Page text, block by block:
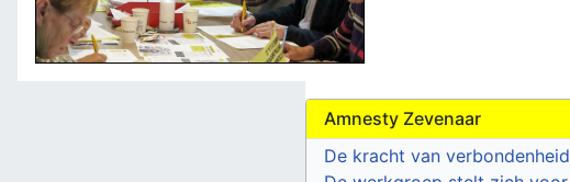
Amnesty Zevenaar
De kracht van verbondenheid